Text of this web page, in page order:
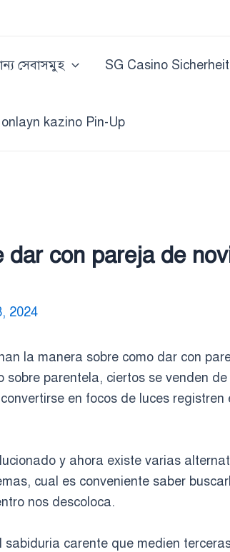
সেবাসমুহ SG Casino
kazino Pin-Up
con pareja de
2024
la manera sobre como dar con
sobre parentela, ciertos se venden
en focos de luces
y ahora existe varias
cual es conveniente saber
nos descoloca.
carente que medien